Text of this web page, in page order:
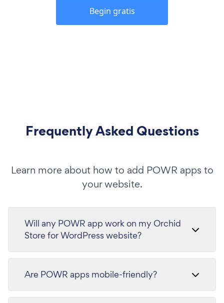
Begin gratis
Frequently Asked Questions
Learn more about how to add POWR apps to
your website.
Will any POWR app work on my Orchid
Store for WordPress website?
Are POWR apps mobile-friendly?